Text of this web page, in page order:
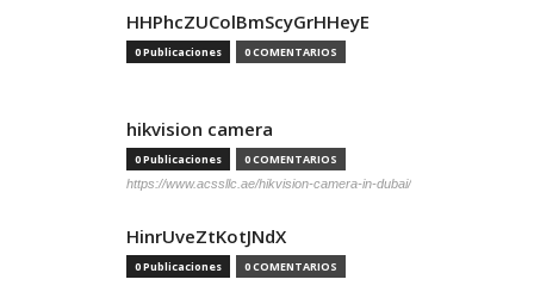
HHPhcZUColBmScyGrHHeyE
0 Publicaciones 0 COMENTARIOS
hikvision camera
0 Publicaciones 0 COMENTARIOS
https://www.acssllc.ae/hikvision-camera-in-dubai/
HinrUveZtKotJNdX
0 Publicaciones 0 COMENTARIOS